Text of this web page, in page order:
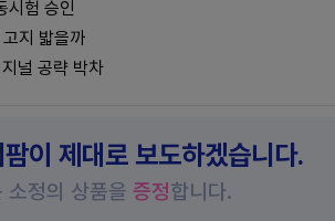
시험 승인
지 밟을까
널 공략 박차
이 제대로 보도하겠습니다.
소정의 상품을 증정합니다.